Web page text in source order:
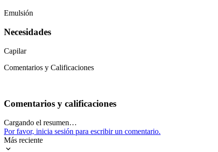
Emulsión
Necesidades
Capilar
Comentarios y Calificaciones
Comentarios y calificaciones
Cargando el resumen…
Por favor, inicia sesión para escribir un comentario.
Más reciente